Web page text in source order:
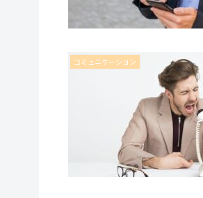
コミュニケーション